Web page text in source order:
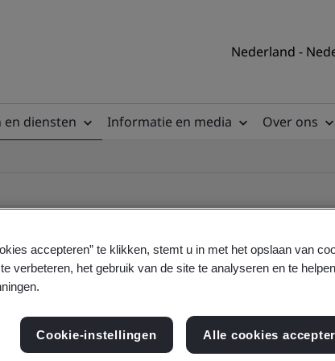
Nederland -
en diensten Informatie en media
Over ons
- Validation and Verification
accepteren” te klikken, stemt u in met het opslaan van
verbeteren, het gebruik van de site te analyseren en te
Cookie-instellingen Alle cookies